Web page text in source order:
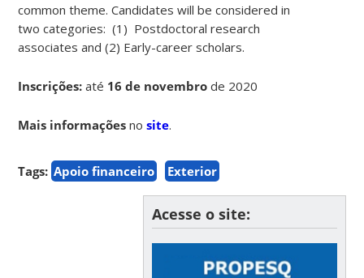
common theme. Candidates will be considered in
two categories: (1) Postdoctoral research
associates and (2) Early-career scholars.
Inscrições:até 16 de novembrode 2020
Mais informações nosite.
Tags: Apoio financeiro Exterior
Acesse o site: